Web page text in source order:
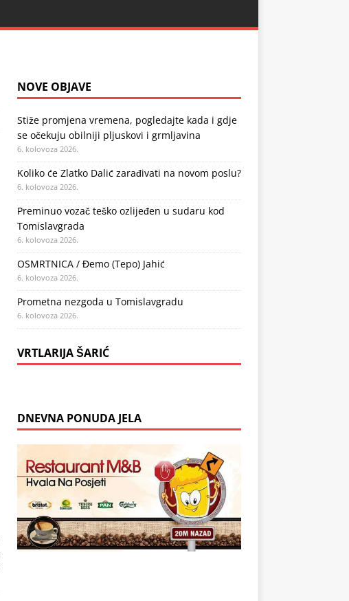
NOVE OBJAVE
Stiže promjena vremena, pogledajte kada i gdje
se očekuju obilniji pljuskovi i grmljavina
6. kolovoza 2026.
Koliko će Zlatko Dalić zarađivati na novom poslu?
6. kolovoza 2026.
Preminuo vozač teško ozlijeđen u sudaru kod
Tomislavgrada
6. kolovoza 2026.
OSMRTNICA / Đemo (Tepo) Jahić
6. kolovoza 2026.
Prometna nezgoda u Tomislavgradu
6. kolovoza 2026.
VRTLARIJA ŠARIĆ
DNEVNA PONUDA JELA